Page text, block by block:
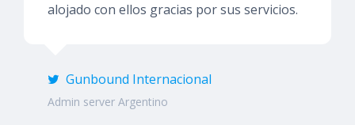
alojado con ellos gracias por sus servicios.
Gunbound Internacional
Admin server Argentino